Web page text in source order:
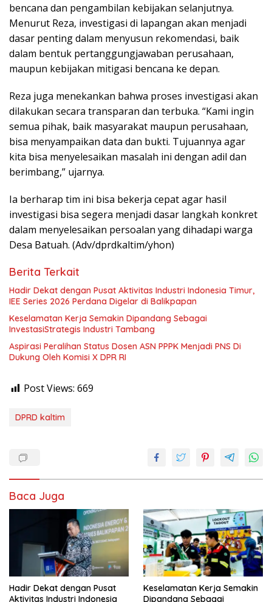
bencana dan pengambilan kebijakan selanjutnya.
Menurut Reza, investigasi di lapangan akan menjadi
dasar penting dalam menyusun rekomendasi, baik
dalam bentuk pertanggungjawaban perusahaan,
maupun kebijakan mitigasi bencana ke depan.
Reza juga menekankan bahwa proses investigasi akan
dilakukan secara transparan dan terbuka. “Kami ingin
semua pihak, baik masyarakat maupun perusahaan,
bisa menyampaikan data dan bukti. Tujuannya agar
kita bisa menyelesaikan masalah ini dengan adil dan
berimbang,” ujarnya.
Ia berharap tim ini bisa bekerja cepat agar hasil
investigasi bisa segera menjadi dasar langkah konkret
dalam menyelesaikan persoalan yang dihadapi warga
Desa Batuah. (Adv/dprdkaltim/yhon)
Berita Terkait
Hadir Dekat dengan Pusat Aktivitas Industri Indonesia Timur,
IEE Series 2026 Perdana Digelar di Balikpapan
Keselamatan Kerja Semakin Dipandang Sebagai
InvestasiStrategis Industri Tambang
Aspirasi Peralihan Status Dosen ASN PPPK Menjadi PNS Di
Dukung Oleh Komisi X DPR RI
Post Views: 669
DPRD kaltim
Baca Juga
Hadir Dekat dengan Pusat
Aktivitas Industri Indonesia
Keselamatan Kerja Semakin
Dipandang Sebagai